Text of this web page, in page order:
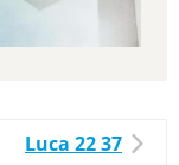
Luca 22 37